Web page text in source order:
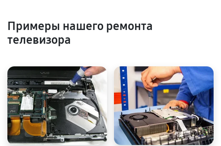
Примеры нашего ремонта
телевизора